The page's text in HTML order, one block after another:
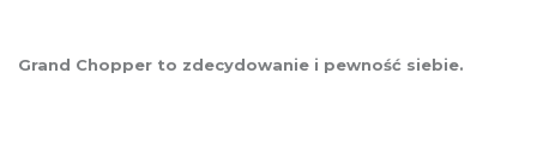
Grand Chopper to zdecydowanie i pewność siebie.